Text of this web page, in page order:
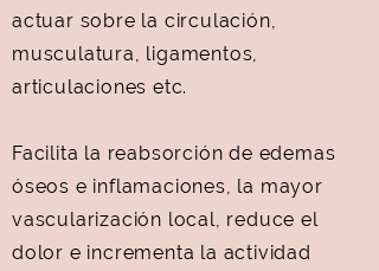
actuar sobre la circulación,
musculatura, ligamentos,
articulaciones etc.
Facilita la reabsorción de edemas
óseos e inflamaciones, la mayor
vascularización local, reduce el
dolor e incrementa la actividad